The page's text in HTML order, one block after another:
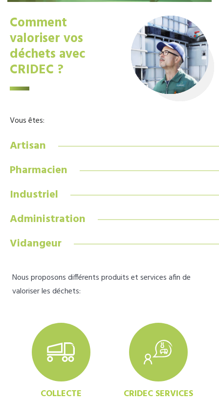
Comment
valoriser vos
déchets avec
CRIDEC ?
Vous êtes:
Artisan
Pharmacien
Industriel
Administration
Vidangeur
Nous proposons différents produits et services afin de
valoriser les déchets:
COLLECTE CRIDEC SERVICES